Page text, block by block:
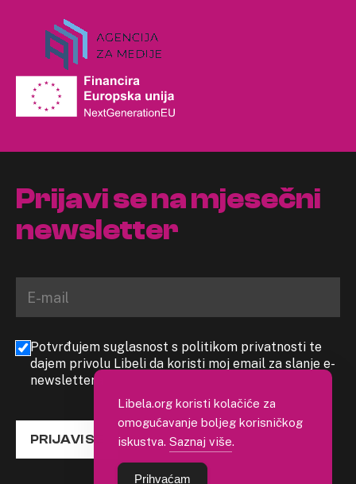
Prijavi se na mjesečni
newsletter
Potvrđujem suglasnost s politikom privatnosti te
dajem privolu Libeli da koristi moj email za slanje e-
newslettera
PRIJAVI SE
Libela.org koristi kolačiće za
omogućavanje boljeg korisničkog
iskustva. Saznaj više.
Prihvaćam